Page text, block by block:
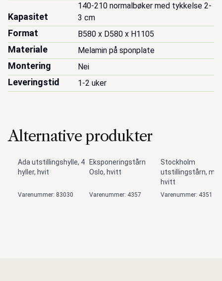
Kapasitet
140-210 normalbøker med tykkelse 2-
3 cm
Format B580 x D580 x H1105
Materiale Melamin på sponplate
Montering Nei
Leveringstid 1-2 uker
Alternative produkter
Ada utstillingshylle, 4
hyller, hvit
Varenummer: 83030
Eksponeringstårn
Oslo, hvitt
Varenummer: 4357
Stockholm
utstillingstårn,
hvitt
Varenummer: 4351